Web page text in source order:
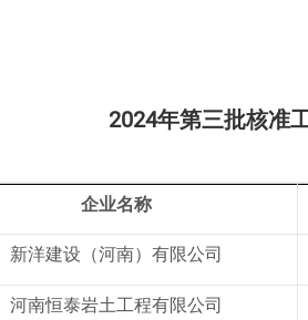
2024年第三批核准
企业名称
新洋建设（河南）有限公司
河南恒泰岩土工程有限公司